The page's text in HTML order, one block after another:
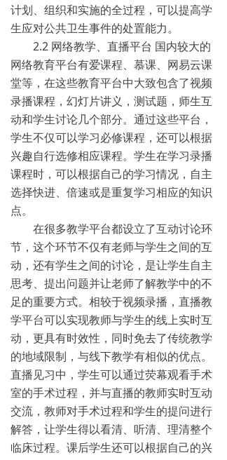
计划、组织和实施的全过程，可以提高学
生应对公共卫生事件的处置能力。
2.2 网络教学、直播平台 国内较大的
网络教育平台有爱课程、慕课、网易云课
堂等，在这些教育平台中大致包含了视频
录播课程，幻灯片讲义，测试题，师生互
动和学生讨论几个部分。通过这些平台，
学生不仅可以学习必修课程，还可以根据
兴趣自行选修相应课程。学生在学习录播
课程时，可以根据自己的学习情况，自主
选择快进、倍速或是重复学习相应的知识
点。
在很多教学平台都设立了互动讨论环
节，这个环节不仅有老师与学生之间的互
动，还有学生之间的讨论，是让学生自主
思考、提出问题并让老师了解教学中的不
足的重要方式。相较于视频录播，直播教
学平台可以实现教师与学生的线上实时互
动，更具有时效性，同时免去了传统教学
的地域限制，与线下教学有相似的优点。
直播见习中，学生可以通过荧幕观看手术
室的手术过程，并与直播的教师实时互动
交流，教师对手术过程和学生的提问进行
解答，让学生得以看清、听清、理清整个
临床过程。课后学生还可以根据自己的兴